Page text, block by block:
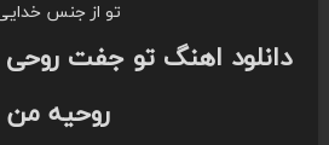
تو از جنس
دانلود اهنگ تو جفت روحی
روحیه من